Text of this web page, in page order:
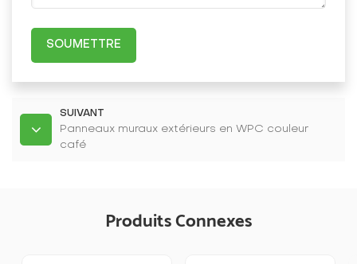
SOUMETTRE
SUIVANT
Panneaux muraux extérieurs en WPC couleur
café
Produits Connexes